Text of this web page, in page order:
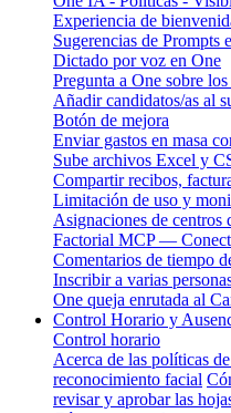
Experiencia de
Sugerencias de Prompts
Dictado por voz en One
Pregunta a One sobre
Añadir candidatos/as al
Botón de mejora
Enviar gastos en masa
Sube archivos Excel y
Compartir recibos,
Limitación de uso y
Asignaciones de centros
Factorial MCP —
Comentarios de tiempo
Inscribir a varias
One queja enrutada al
Control Horario y
Control horario
Acerca de las políticas
reconocimiento facial
revisar y aprobar las